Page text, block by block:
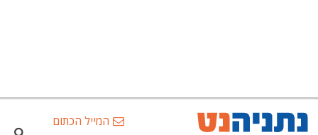
המייל הכתום